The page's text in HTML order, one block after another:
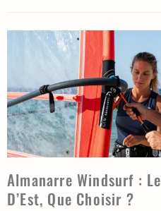
Almanarre Windsurf :
D’Est, Que Choisir ?